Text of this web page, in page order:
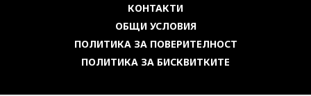
КОНТАКТИ
ОБЩИ УСЛОВИЯ
ПОЛИТИКА ЗА ПОВЕРИТЕЛНОСТ
ПОЛИТИКА ЗА БИСКВИТКИТЕ